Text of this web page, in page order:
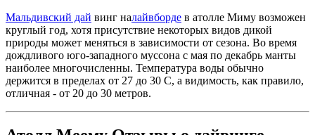
Мальдивский дай винг налайвборде в атолле Миму возможен
круглый год, хотя присутствие некоторых видов дикой
природы может меняться в зависимости от сезона. Во время
дождливого юго-западного муссона с мая по декабрь манты
наиболее многочисленны. Температура воды обычно
держится в пределах от 27 до 30 С, а видимость, как правило,
отличная - от 20 до 30 метров.